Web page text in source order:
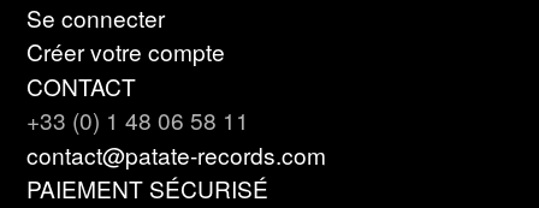
Se connecter
Créer votre compte
CONTACT
+33 (0) 1 48 06 58 11
contact@patate-records.com
PAIEMENT SÉCURISÉ